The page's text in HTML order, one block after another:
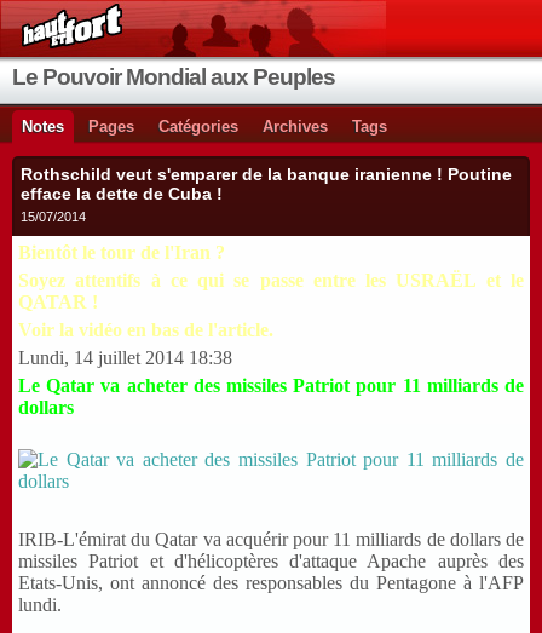
Le Pouvoir Mondial aux Peuples
Notes Pages Catégories Archives Tags
Rothschild veut s'emparer de la banque iranienne ! Poutine
efface la dette de Cuba !
15/07/2014
Bientôt le tour de l'Iran ?
Soyez attentifs à ce qui se passe entre les USRAËL et le
QATAR !
Voir la vidéo en bas de l'article.
Lundi, 14 juillet 2014 18:38
Le Qatar va acheter des missiles Patriot pour 11 milliards de
dollars
IRIB-L'émirat du Qatar va acquérir pour 11 milliards de dollars de
missiles Patriot et d'hélicoptères d'attaque Apache auprès des
Etats-Unis, ont annoncé des responsables du Pentagone à l'AFP
lundi.